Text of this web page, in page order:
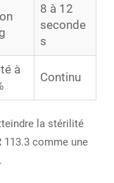
8 à 12
seconde
s
à
Continu
la stérilité
113.3 comme une